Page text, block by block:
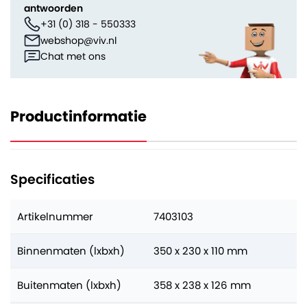
antwoorden
+31 (0) 318 - 550333
webshop@viv.nl
Chat met ons
Productinformatie
Specificaties
Artikelnummer 7403103
Binnenmaten (lxbxh) 350 x 230 x 110 mm
Buitenmaten (lxbxh) 358 x 238 x 126 mm